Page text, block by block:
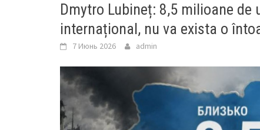
Dmytro Lubineț: 8,5 milioane
internațional, nu va exista o
7 Июнь 2026 admin